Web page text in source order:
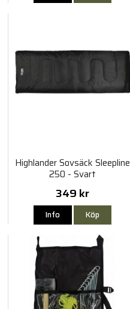
Highlander Sovsäck Sleepline
250 - Svart
349 kr
Info Köp